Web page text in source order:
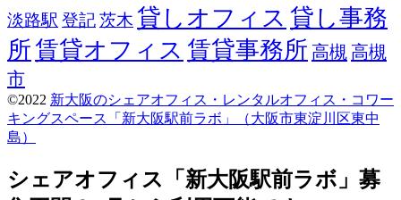
淡路駅 登記茨木 貸しオフィス 貸し事務
所賃貸オフィス 賃貸事務所 高槻 高槻
市
©2022 新大阪のシェアオフィス・レンタルオフィス・コワー
キングスペース「新大阪駅前ラボ」（大阪市東淀川区東中
島）
parallax
theme
シェアオフィス「新大阪駅前ラボ」募